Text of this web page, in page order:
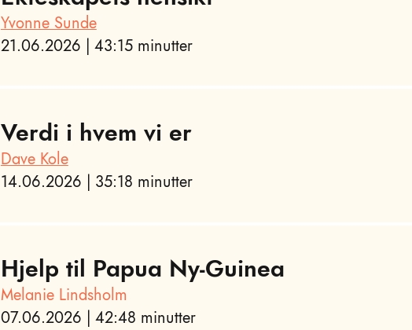
Yvonne Sunde
21.06.2026 | 43:15 minutter
Verdi i hvem vi er
Dave Kole
14.06.2026 | 35:18 minutter
Hjelp til Papua Ny-Guinea
Melanie Lindsholm
07.06.2026 | 42:48 minutter